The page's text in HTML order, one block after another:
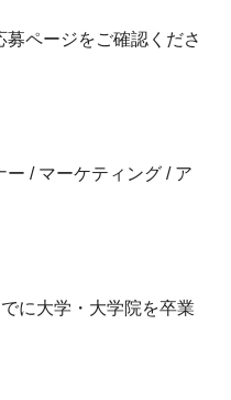
ページをご確認くださ
ー / マーケティング / ア
に大学・大学院を卒業